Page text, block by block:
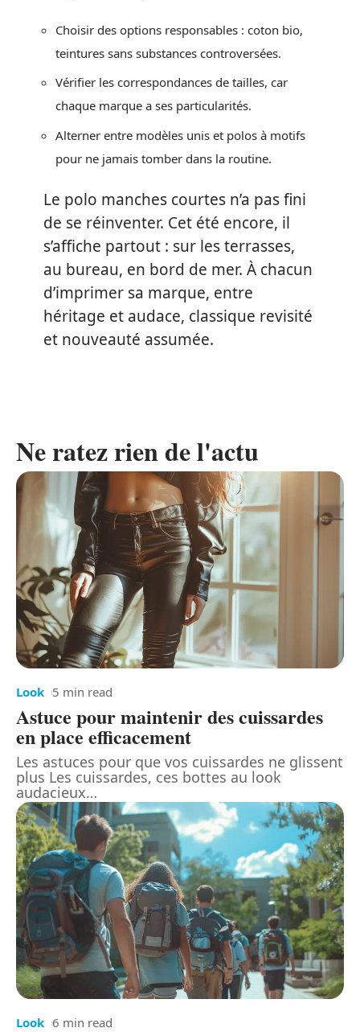
Choisir des options responsables : coton bio,
teintures sans substances controversées.
Vérifier les correspondances de tailles, car
chaque marque a ses particularités.
Alterner entre modèles unis et polos à motifs
pour ne jamais tomber dans la routine.
Le polo manches courtes n’a pas fini
de se réinventer. Cet été encore, il
s’affiche partout : sur les terrasses,
au bureau, en bord de mer. À chacun
d’imprimer sa marque, entre
héritage et audace, classique revisité
et nouveauté assumée.
Ne ratez rien de l'actu
Look 5 min read
Astuce pour maintenir des cuissardes
en place efficacement
Les astuces pour que vos cuissardes ne glissent
plus Les cuissardes, ces bottes au look
audacieux…
Look 6 min read